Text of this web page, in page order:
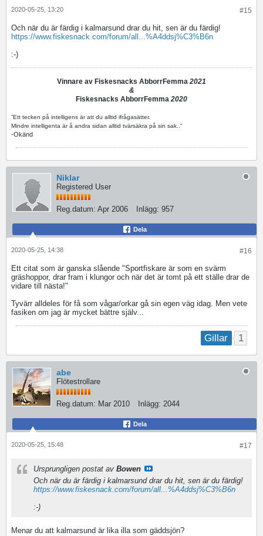
#15
2020-05-25, 13:20
Och när du är färdig i kalmarsund drar du hit, sen är du färdig!
https://www.fiskesnack.com/forum/all...%A4ddsj%C3%B6n
:-)
Vinnare av Fiskesnacks AbborrFemma 2021
&
Fiskesnacks AbborrFemma 2020
”Ett tecken på intelligens är att du alltid ifrågasätter.
Mindre intelligenta är å andra sidan alltid tvärsäkra på sin sak.."
-Okänd
Niklar
Registered User
Reg.datum: Apr 2006 Inlägg: 957
Dela
#16
2020-05-25, 14:38
Ett citat som är ganska slående "Sportfiskare är som en svärm
gräshoppor, drar fram i klungor och när det är tomt på ett ställe drar de
vidare till nästa!"
Tyvärr alldeles för få som vågar/orkar gå sin egen väg idag. Men vete
fasiken om jag är mycket bättre själv...
Gillar 1
abe
Flötestrollare
Reg.datum: Mar 2010 Inlägg: 2044
Dela
#17
2020-05-25, 15:48
Ursprungligen postat av Bowen
Och när du är färdig i kalmarsund drar du hit, sen är du färdig!
https://www.fiskesnack.com/forum/all...%A4ddsj%C3%B6n
:-)
Menar du att kalmarsund är lika illa som gäddsjön?